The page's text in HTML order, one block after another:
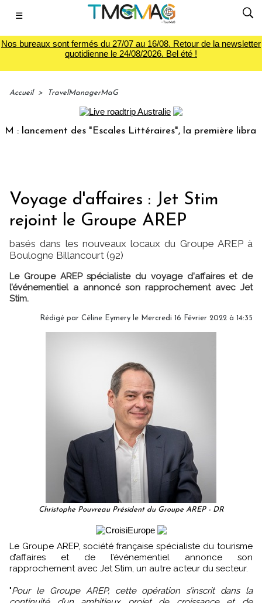
☰
Nos bureaux sont fermés du 27/07 au 16/08. Retour de la newsletter
quotidienne le 24/08/2026. Bel été !
Accueil > TravelManagerMaG
des "Escales Littéraires", la première librairie
Voyage d'affaires : Jet Stim
rejoint le Groupe AREP
basés dans les nouveaux locaux du Groupe AREP à
Boulogne Billancourt (92)
Le Groupe AREP spécialiste du voyage d'affaires et de
l’événementiel a annoncé son rapprochement avec Jet
Stim.
Rédigé par Céline Eymery le Mercredi 16 Février 2022 à 14:35
Christophe Pouvreau Président du Groupe AREP - DR
Le Groupe AREP, société française spécialiste du tourisme
d’affaires et de l’événementiel annonce son
rapprochement avec Jet Stim, un autre acteur du secteur.
"Pour le Groupe AREP, cette opération s’inscrit dans la